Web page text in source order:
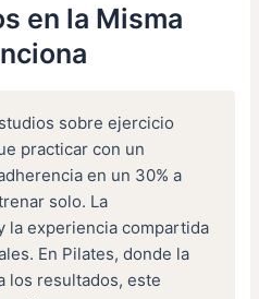
en la Misma
sobre ejercicio
practicar con un
en un 30% a
solo. La
la experiencia compartida
En Pilates, donde la
los resultados, este